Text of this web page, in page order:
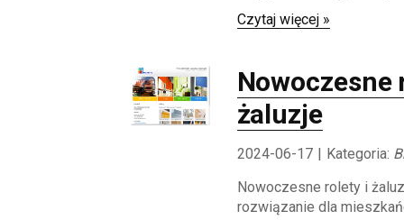
Czytaj więcej »
Nowoczesne
żaluzje
2024-06-17 | Kategoria:
Nowoczesne rolety i
rozwiązanie dla